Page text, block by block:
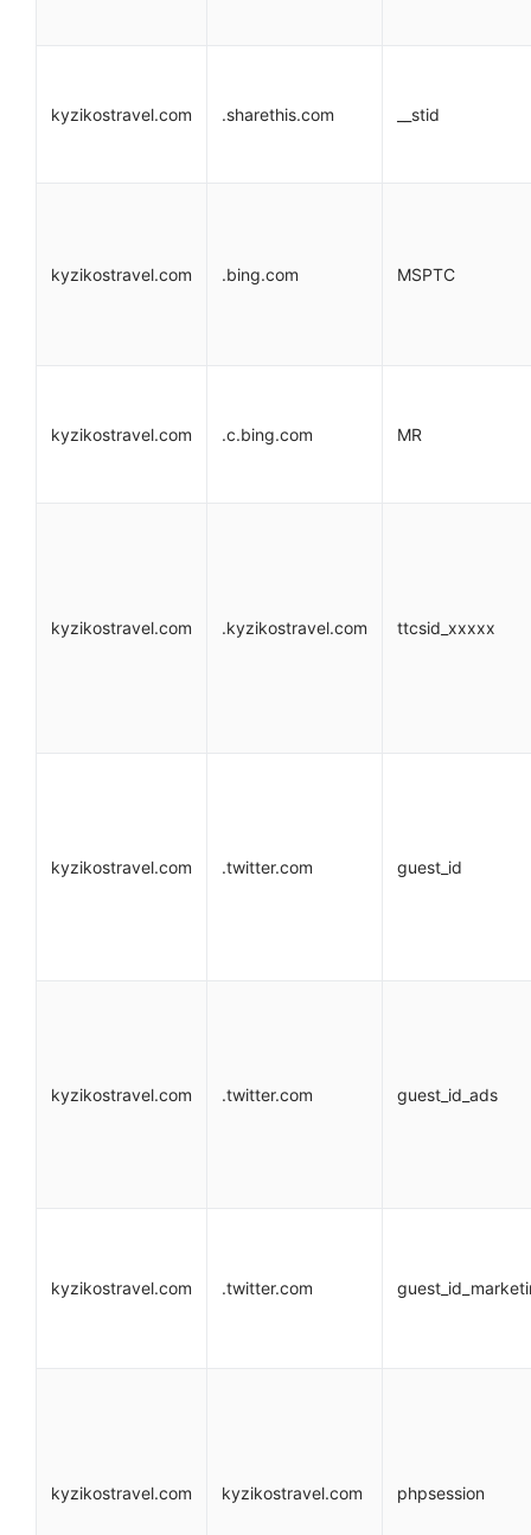
kyzikostravel.com .sharethis.com __stid
kyzikostravel.com .bing.com MSPTC
kyzikostravel.com .c.bing.com MR
kyzikostravel.com .kyzikostravel.com ttcsid_xxxxx
kyzikostravel.com .twitter.com guest_id
kyzikostravel.com .twitter.com guest_id_ads
kyzikostravel.com .twitter.com
kyzikostravel.com kyzikostravel.com phpsession